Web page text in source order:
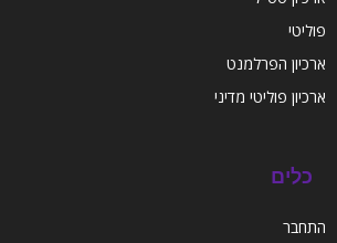
פוליטי
ארכיון הפרלמנט
ארכיון פוליטי מדיני
כלים
התחבר